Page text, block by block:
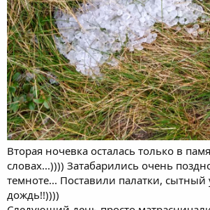
Вторая ночевка осталась только в
словах...)))) Затабарились очень
темноте... Поставили палатки,
дождь!!))))